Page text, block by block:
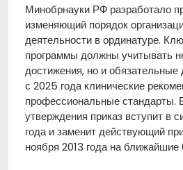
Минобрнауки РФ разработало
изменяющий порядок
деятельности в ординатуре.
программы должны учитывать
достижения, но и обязательные
с 2025 года клинические
профессиональные стандарты.
утверждения приказ вступит в
года и заменит действующий
ноября 2013 года на ближайшие